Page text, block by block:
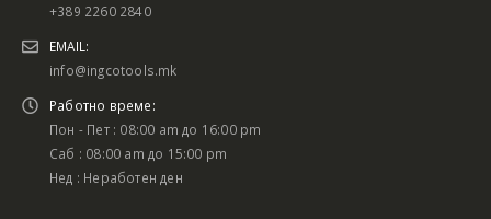
+389 2260 2840
EMAIL:
info@ingcotools.mk
Работно време:
Пон - Пет : 08:00 am до 16:00 pm
Саб : 08:00 am до 15:00 pm
Нед : Неработен ден